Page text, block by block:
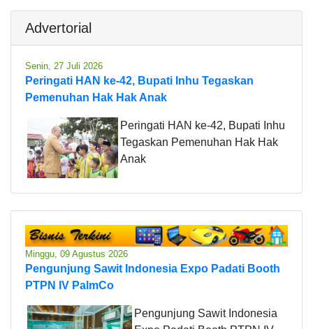
Advertorial
Senin, 27 Juli 2026
Peringati HAN ke-42, Bupati Inhu Tegaskan
Pemenuhan Hak Hak Anak
Peringati HAN ke-42, Bupati Inhu
Tegaskan Pemenuhan Hak Hak
Anak
Minggu, 09 Agustus 2026
Pengunjung Sawit Indonesia Expo Padati Booth
PTPN IV PalmCo
Pengunjung Sawit Indonesia